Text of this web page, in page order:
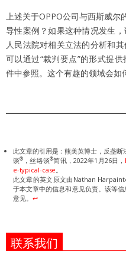
上述关于OPPO公司与西斯威尔
导性案例？如果这种情况发生
人民法院对相关立法的分析和
可以通过“裁判要点”的形式提
件中参照。这个有趣的领域会如
此文章的引用是：熊美英博士，反垄
谈®，丝络谈®简讯，2022年1月26日，
e-typical-case
此文章的英文原文由Nathan
于本文章中的信息和意见负责。该等
意见。 ↩︎
联系我们